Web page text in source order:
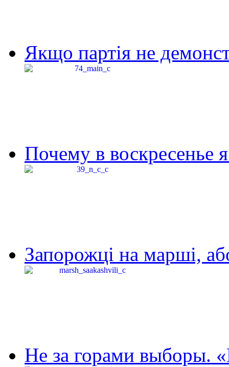
Якщо партія не
Почему в воскресенье
Запорожці на марші,
Не за горами выборы.